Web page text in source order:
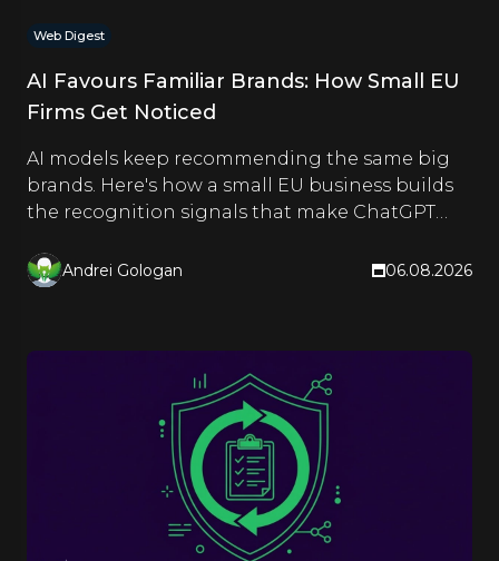
Web Digest
AI Favours Familiar Brands: How Small EU
Firms Get Noticed
AI models keep recommending the same big
brands. Here's how a small EU business builds
the recognition signals that make ChatGPT
Andrei Gologan 06.08.2026